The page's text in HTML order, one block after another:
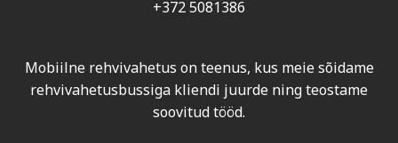
+372 5081386
Mobiilne rehvivahetus on teenus, kus meie sõidame
rehvivahetusbussiga kliendi juurde ning teostame
soovitud tööd.